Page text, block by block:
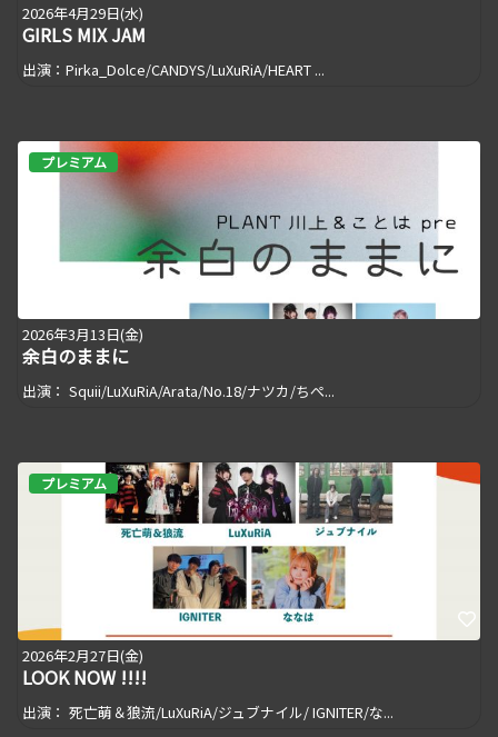
2026年4月29日(水)
GIRLS MIX JAM
出演：Pirka_Dolce/CANDYS/LuXuRiA/HEART ...
プレミアム
2026年3月13日(金)
余白のままに
出演： Squii/LuXuRiA/Arata/No.18/ナツカ/ちぺ...
プレミアム
2026年2月27日(金)
LOOK NOW !!!!
出演： 死亡萌＆狼流/LuXuRiA/ジュブナイル/ IGNITER/な...